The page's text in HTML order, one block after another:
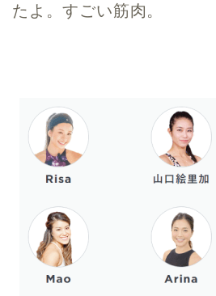
たよ。すごい筋肉。